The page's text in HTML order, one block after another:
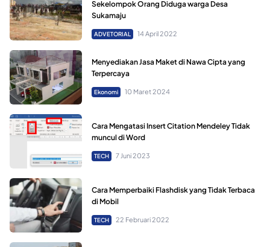
Sekelompok Orang Diduga warga Desa
Sukamaju
ADVETORIAL 14 April 2022
Menyediakan Jasa Maket di Nawa Cipta yang
Terpercaya
Ekonomi 10 Maret 2024
Cara Mengatasi Insert Citation Mendeley Tidak
muncul di Word
TECH 7 Juni 2023
Cara Memperbaiki Flashdisk yang Tidak Terbaca
di Mobil
TECH 22 Februari 2022